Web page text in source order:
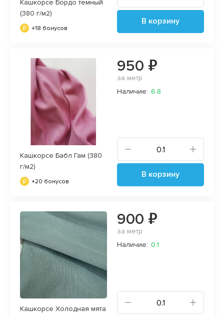
Кашкорсе Бордо темный
(380 г/м2)
+18 бонусов
В корзину
Кашкорсе Бабл Гам (380
г/м2)
+20 бонусов
950 ₽
за метр
Наличие: 6.8
В корзину
Кашкорсе Холодная мята
900 ₽
за метр
Наличие: 0.1